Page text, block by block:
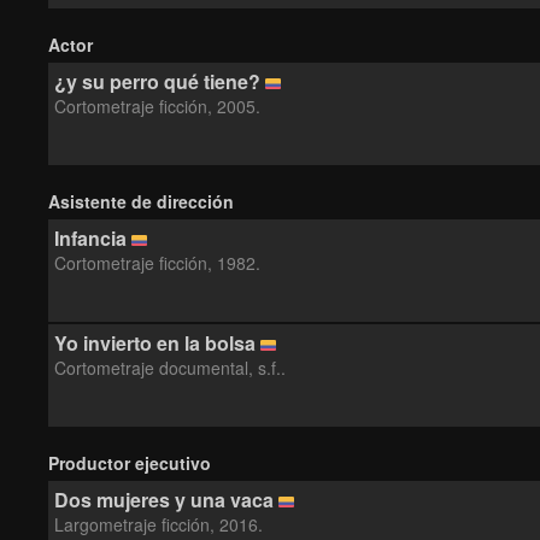
Actor
¿y su perro qué tiene?
Cortometraje ficción, 2005.
Asistente de dirección
Infancia
Cortometraje ficción, 1982.
Yo invierto en la bolsa
Cortometraje documental, s.f..
Productor ejecutivo
Dos mujeres y una vaca
Largometraje ficción, 2016.